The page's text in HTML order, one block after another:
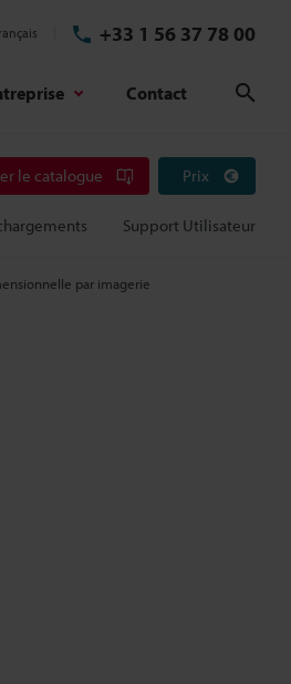
+33 1 56 37 78 00
Contact
le catalogue Prix
Support Utilisateur
par imagerie